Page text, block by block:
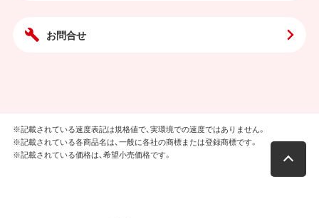
お問合せ
※記載されている速度表記は規格値で、実環境での速度ではありません。
※記載されている各商品名は、一般に各社の商標または登録商標です。
※記載されている価格は、希望小売価格です。